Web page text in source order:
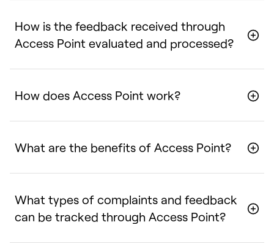
How is the feedback received through
Access Point evaluated and processed?
How does Access Point work?
What are the benefits of Access Point?
What types of complaints and feedback
can be tracked through Access Point?